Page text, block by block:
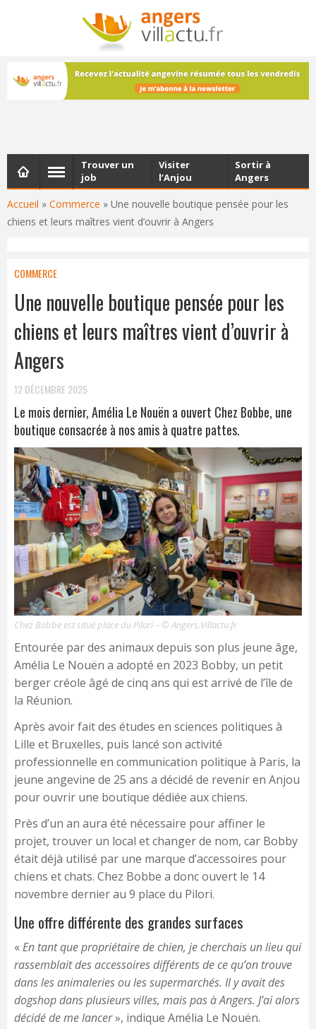
NEWSLETTER
Les dernières actualités d'Angers, chaque vendredi dans
votre boîte e-mail
Accueil » Commerce » Une nouvelle boutique pensée pour les
chiens et leurs maîtres vient d’ouvrir à Angers
Trouver un
job
Visiter
l’Anjou
Sortir à
Angers
COMMERCE
Une nouvelle boutique pensée pour les
chiens et leurs maîtres vient d’ouvrir à
Angers
12 DÉCEMBRE 2025
Le mois dernier, Amélia Le Nouën a ouvert Chez Bobbe, une
boutique consacrée à nos amis à quatre pattes.
Chez Bobbe est situé place du Pilori – © Angers.Villactu.fr
Entourée par des animaux depuis son plus jeune âge,
Amélia Le Nouën a adopté en 2023 Bobby, un petit
berger créole âgé de cinq ans qui est arrivé de l’île de
la Réunion.
Après avoir fait des études en sciences politiques à
Lille et Bruxelles, puis lancé son activité
professionnelle en communication politique à Paris, la
jeune angevine de 25 ans a décidé de revenir en Anjou
pour ouvrir une boutique dédiée aux chiens.
Près d’un an aura été nécessaire pour affiner le
projet, trouver un local et changer de nom, car Bobby
était déjà utilisé par une marque d’accessoires pour
chiens et chats. Chez Bobbe a donc ouvert le 14
novembre dernier au 9 place du Pilori.
Une offre différente des grandes surfaces
«En tant que propriétaire de chien, je cherchais un lieu qui
rassemblait des accessoires différents de ce qu’on trouve
dans les animaleries ou les supermarchés. Il y avait des
dogshop dans plusieurs villes, mais pas à Angers. J’ai alors
décidé de me lancer», indique Amélia Le Nouën.